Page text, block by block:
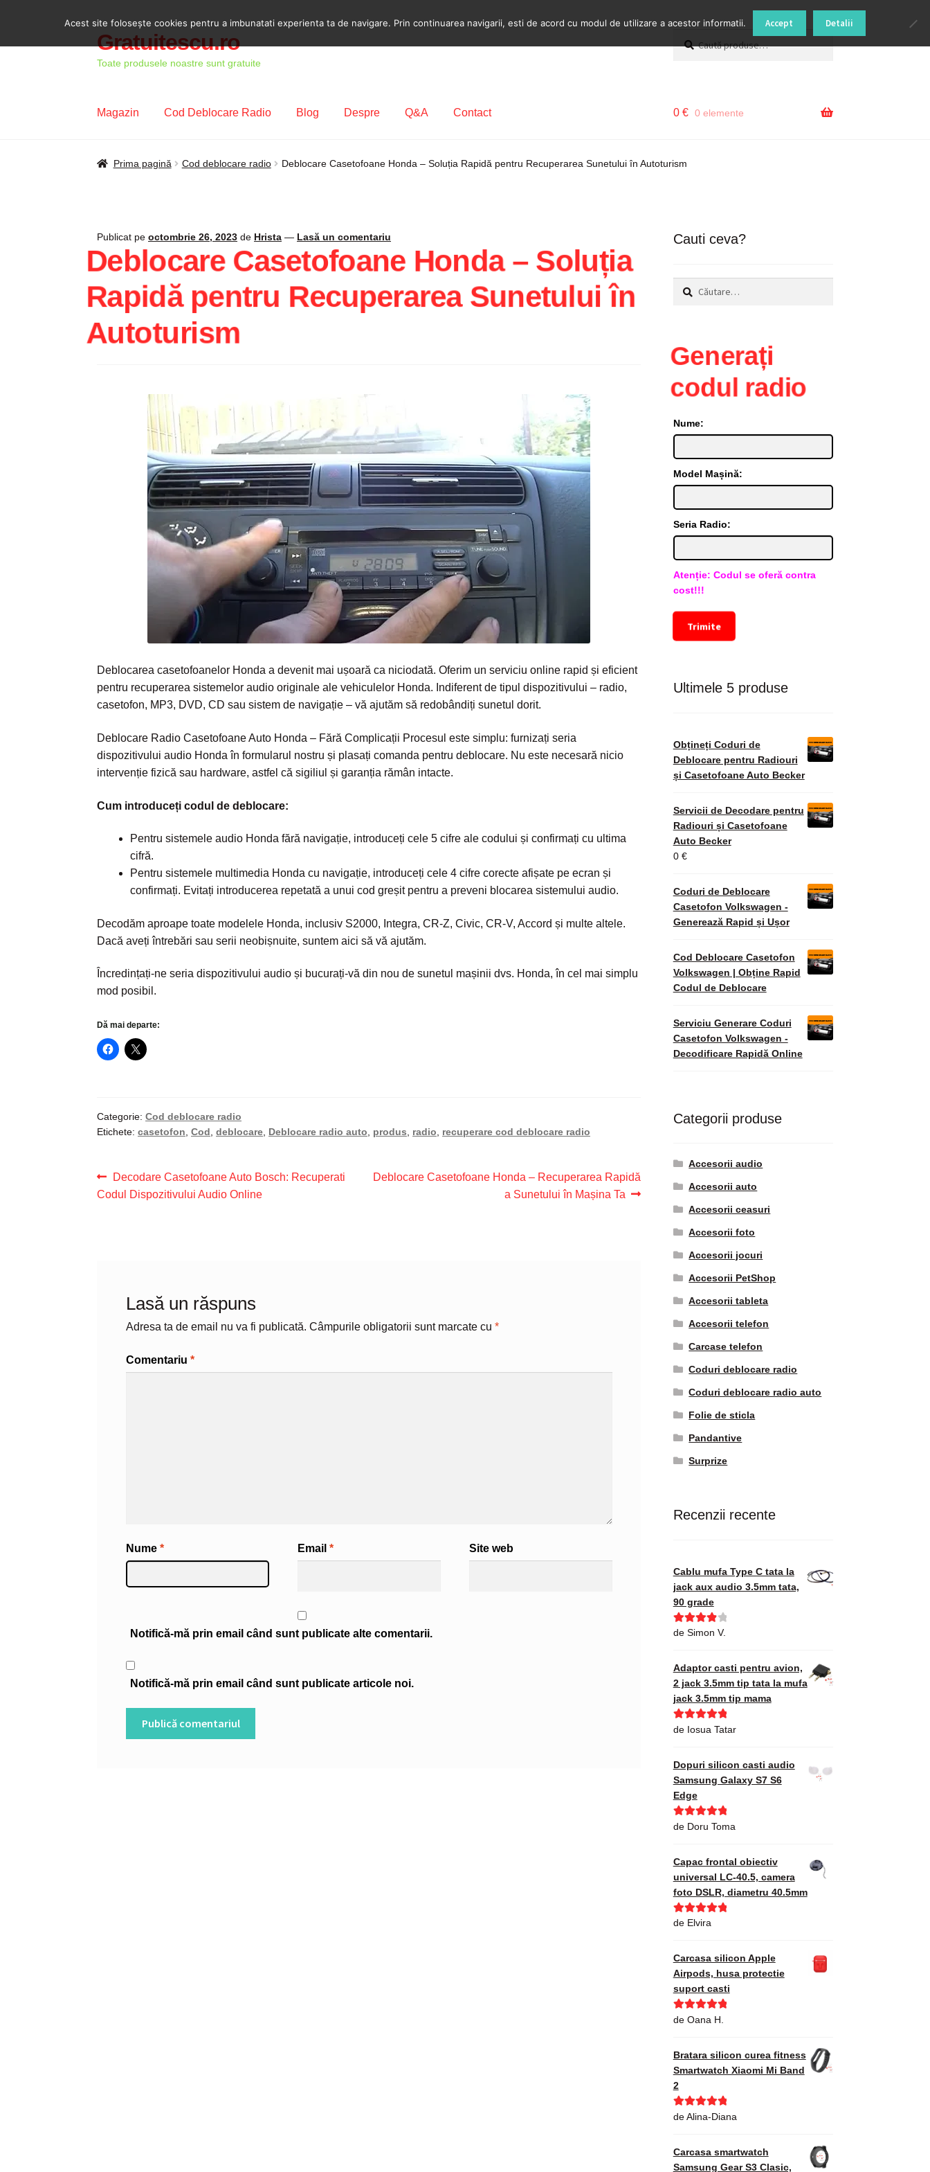
Sari
navigare
Sari
conținut
Gratuitescu.ro
Toate produsele noastre sunt gratuite
după:
Magazin Cod Deblocare Radio Blog Despre Q&A Contact
Prima pagină Blog Cod Deblocare Radio, Decodare Casetofon Auto Contact Contul meu Coș Despre
0 € 0 elemente
Prima pagină Cod deblocare radio Deblocare Casetofoane Honda – Soluția Rapidă pentru Recuperarea Sunetului în Autoturism
Publicat peoctombrie 26, 2023 de Hrista — Lasă un comentariu
Deblocare Casetofoane Honda – Soluția
Rapidă pentru Recuperarea Sunetului în
Autoturism
Deblocarea casetofoanelor Honda a devenit mai ușoară ca niciodată. Oferim un serviciu online rapid și eficient
pentru recuperarea sistemelor audio originale ale vehiculelor Honda. Indiferent de tipul dispozitivului – radio,
casetofon, MP3, DVD, CD sau sistem de navigație – vă ajutăm să redobândiți sunetul dorit.
Deblocare Radio Casetofoane Auto Honda – Fără Complicații Procesul este simplu: furnizați seria
dispozitivului audio Honda în formularul nostru și plasați comanda pentru deblocare. Nu este necesară nicio
intervenție fizică sau hardware, astfel că sigiliul și garanția rămân intacte.
Cum introduceți codul de deblocare:
Pentru sistemele audio Honda fără navigație, introduceți cele 5 cifre ale codului și confirmați cu ultima
cifră.
Pentru sistemele multimedia Honda cu navigație, introduceți cele 4 cifre corecte afișate pe ecran și
confirmați. Evitați introducerea repetată a unui cod greșit pentru a preveni blocarea sistemului audio.
Decodăm aproape toate modelele Honda, inclusiv S2000, Integra, CR-Z, Civic, CR-V, Accord și multe altele.
Dacă aveți întrebări sau serii neobișnuite, suntem aici să vă ajutăm.
Încredințați-ne seria dispozitivului audio și bucurați-vă din nou de sunetul mașinii dvs. Honda, în cel mai simplu
mod posibil.
Dă mai departe:
Categorie:Cod deblocare radio
Etichete:casetofon ,Cod ,deblocare Deblocare radio auto produs radio recuperare cod deblocare radio
Navigare
în
Articolul
anterior:
Decodare Casetofoane Auto Bosch: Recuperati
Codul Dispozitivului Audio Online
Articolul
Deblocare Casetofoane Honda – Recuperarea Rapidă
a Sunetului în Mașina Ta
Lasă un răspuns
Adresa ta de email nu va fi publicată. Câmpurile obligatorii sunt marcate cu *
Comentariu *
Nume * Email * Site web
Notifică-mă prin email când sunt publicate alte comentarii.
Notifică-mă prin email când sunt publicate articole noi.
Cauti ceva?
Caută
după:
Generați
codul radio
Nume:
Model Mașină:
Seria Radio:
Atenție: Codul se oferă contra
cost!!!
Trimite
Ultimele 5 produse
Obțineți Coduri de
Deblocare pentru Radiouri
și Casetofoane Auto Becker
Servicii de Decodare pentru
Radiouri și Casetofoane
Auto Becker
0 €
Coduri de Deblocare
Casetofon Volkswagen -
Generează Rapid și Ușor
Cod Deblocare Casetofon
Volkswagen | Obține Rapid
Codul de Deblocare
Serviciu Generare Coduri
Casetofon Volkswagen -
Decodificare Rapidă Online
Categorii produse
Accesorii audio
Accesorii auto
Accesorii ceasuri
Accesorii foto
Accesorii jocuri
Accesorii PetShop
Accesorii tableta
Accesorii telefon
Carcase telefon
Coduri deblocare radio
Coduri deblocare radio auto
Folie de sticla
Pandantive
Surprize
Recenzii recente
Cablu mufa Type C tata la
jack aux audio 3.5mm tata,
90 grade
Evaluat la
de Simon V.
Adaptor casti pentru avion,
2 jack 3.5mm tip tata la mufa
jack 3.5mm tip mama
Evaluat la5
de Iosua Tatar
Dopuri silicon casti audio
Samsung Galaxy S7 S6
Edge
Evaluat la5
de Doru Toma
Capac frontal obiectiv
universal LC-40.5, camera
foto DSLR, diametru 40.5mm
Evaluat la
de Elvira
Carcasa silicon Apple
Airpods, husa protectie
suport casti
Evaluat la5
de Oana H.
Bratara silicon curea fitness
Smartwatch Xiaomi Mi Band
2
Evaluat la5
de Alina-Diana
Carcasa smartwatch
Samsung Gear S3 Clasic,
Acest site foloseşte cookies pentru a imbunatati experienta ta de navigare. Prin continuarea navigarii, esti de acord cu modul de utilizare a acestor informatii. Accept Detalii